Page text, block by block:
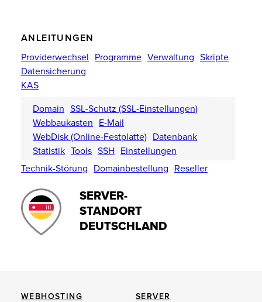
ANLEITUNGEN
Providerwechsel Programme Verwaltung Skripte
Datensicherung
KAS
Domain SSL-Schutz (SSL-Einstellungen)
Webbaukasten E-Mail
WebDisk (Online-Festplatte) Datenbank
Statistik Tools SSH Einstellungen
Technik-Störung Domainbestellung Reseller
SERVER-
STANDORT
DEUTSCHLAND
WEBHOSTING SERVER